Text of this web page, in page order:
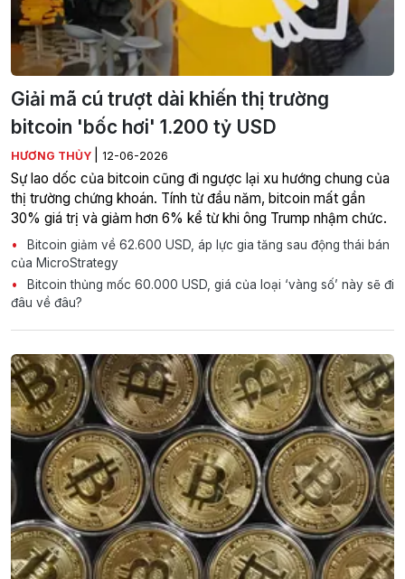
Giải mã cú trượt dài khiến thị trường
bitcoin 'bốc hơi' 1.200 tỷ USD
HƯƠNG THỦY 12-06-2026
Sự lao dốc của bitcoin cũng đi ngược lại xu hướng chung của
thị trường chứng khoán. Tính từ đầu năm, bitcoin mất gần
30% giá trị và giảm hơn 6% kể từ khi ông Trump nhậm chức.
Bitcoin giảm về 62.600 USD, áp lực gia tăng sau động thái bán
của MicroStrategy
Bitcoin thủng mốc 60.000 USD, giá của loại ‘vàng số’ này sẽ đi
đâu về đâu?